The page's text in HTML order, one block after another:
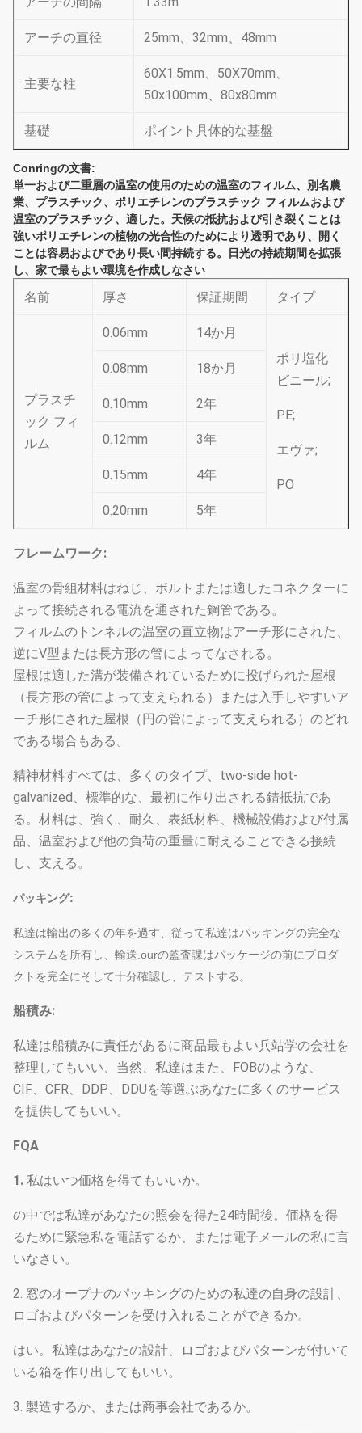
アーチの直径 25mm、32mm、48mm
主要な柱
60X1.5mm、50X70mm、
50x100mm、80x80mm
基礎 ポイント具体的な基盤
Conringの文書:
単一および二重層の温室の使用のための温室のフィルム、別名農
業、プラスチック、ポリエチレンのプラスチック フィルムおよび
温室のプラスチック、適した。天候の抵抗および引き裂くことは
強いポリエチレンの植物の光合性のためにより透明であり、開く
ことは容易およびであり長い間持続する。日光の持続期間を拡張
し、家で最もよい環境を作成しなさい
名前 厚さ 保証期間 タイプ
プラスチ
ック フィ
ルム
0.06mm
14か月
ポリ塩化
ビニール;
PE;
エヴァ;
PO
0.08mm 18か月
0.10mm 2年
0.12mm 3年
0.15mm 4年
0.20mm 5年
フレームワーク:
温室の骨組材料はねじ、ボルトまたは適したコネクターに
よって接続される電流を通された鋼管である。
フィルムのトンネルの温室の直立物はアーチ形にされた、
逆にV型または長方形の管によってなされる。
屋根は適した溝が装備されているために投げられた屋根
（長方形の管によって支えられる）または入手しやすいア
ーチ形にされた屋根（円の管によって支えられる）のどれ
である場合もある。
精神材料すべては、多くのタイプ、two-side hot-
galvanized、標準的な、最初に作り出される錆抵抗であ
る。材料は、強く、耐久、表紙材料、機械設備および付属
品、温室および他の負荷の重量に耐えることできる接続
し、支える。
パッキング:
私達は輸出の多くの年を過す、従って私達はパッキングの完全な
システムを所有し、輸送.ourの監査課はパッケージの前にプロダ
クトを完全にそして十分確認し、テストする。
船積み:
私達は船積みに責任があるに商品最もよい兵站学の会社を
整理してもいい、当然、私達はまた、FOBのような、
CIF、CFR、DDP、DDUを等選ぶあなたに多くのサービス
を提供してもいい。
FQA
1. 私はいつ価格を得てもいいか。
の中では私達があなたの照会を得た24時間後。価格を得
るために緊急私を電話するか、または電子メールの私に言
いなさい。
2. 窓のオープナのパッキングのための私達の自身の設計、
ロゴおよびパターンを受け入れることができるか。
はい。私達はあなたの設計、ロゴおよびパターンが付いて
いる箱を作り出してもいい。
3. 製造するか、または商事会社であるか。